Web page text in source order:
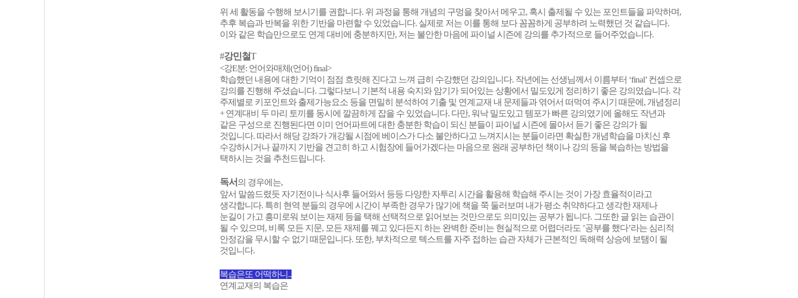
위 세 활동을 수행해 보시기를 권합니다. 위 과정을 통해 개념의 구멍을 찾아서 메우고, 혹시 출제될 수 있는 포인트들을 파악하며,
추후 복습과 반복을 위한 기반을 마련할 수 있었습니다. 실제로 저는 이를 통해 보다 꼼꼼하게 공부하려 노력했던 것 같습니다.
이와 같은 학습만으로도 연계 대비에 충분하지만, 저는 불안한 마음에 파이널 시즌에 강의를 추가적으로 들어주었습니다.
#강민철T
<강E분: 언어와매체(언어) final>
학습했던 내용에 대한 기억이 점점 흐릿해 진다고 느껴 급히 수강했던 강의입니다. 작년에는 선생님께서 이름부터 ‘final’ 컨셉으로
강의를 진행해 주셨습니다. 그렇다보니 기본적 내용 숙지와 암기가 되어있는 상황에서 밀도있게 정리하기 좋은 강의였습니다. 각
주제별로 키포인트와 출제가능요소 등을 면밀히 분석하여 기출 및 연계교재 내 문제들과 엮어서 떠먹여 주시기 때문에, 개념정리
+ 연계대비 두 마리 토끼를 동시에 깔끔하게 잡을 수 있었습니다. 다만, 워낙 밀도있고 템포가 빠른 강의였기에 올해도 작년과
같은 구성으로 진행된다면 이미 언어파트에 대한 충분한 학습이 되신 분들이 파이널 시즌에 몰아서 듣기 좋은 강의가 될
것입니다. 따라서 해당 강좌가 개강될 시점에 베이스가 다소 불안하다고 느껴지시는 분들이라면 확실한 개념학습을 마치신 후
수강하시거나 끝까지 기반을 견고히 하고 시험장에 들어가겠다는 마음으로 원래 공부하던 책이나 강의 등을 복습하는 방법을
택하시는 것을 추천드립니다.
독서의 경우에는,
앞서 말씀드렸듯 자기전이나 식사후 들어와서 등등 다양한 자투리 시간을 활용해 학습해 주시는 것이 가장 효율적이라고
생각합니다. 특히 현역 분들의 경우에 시간이 부족한 경우가 많기에 책을 쭉 둘러보며 내가 평소 취약하다고 생각한 재제나
눈길이 가고 흥미로워 보이는 재제 등을 택해 선택적으로 읽어보는 것만으로도 의미있는 공부가 됩니다. 그또한 글 읽는 습관이
될 수 있으며, 비록 모든 지문, 모든 재제를 꿰고 있다든지 하는 완벽한 준비는 현실적으로 어렵더라도 ’공부를 했다’라는 심리적
안정감을 무시할 수 없기 때문입니다. 또한, 부차적으로 텍스트를 자주 접하는 습관 자체가 근본적인 독해력 상승에 보탬이 될
것입니다.
복습은또 어떡하니..
연계교재의 복습은